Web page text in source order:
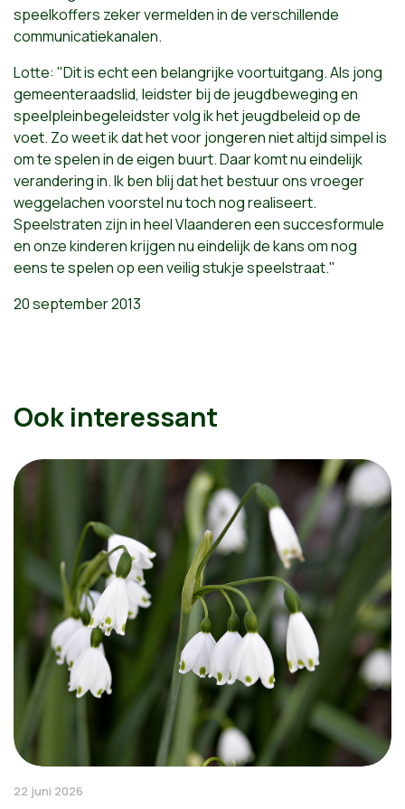
speelkoffers zeker vermelden in de verschillende
communicatiekanalen.
Lotte: "Dit is echt een belangrijke voortuitgang. Als jong
gemeenteraadslid, leidster bij de jeugdbeweging en
speelpleinbegeleidster volg ik het jeugdbeleid op de
voet. Zo weet ik dat het voor jongeren niet altijd simpel is
om te spelen in de eigen buurt. Daar komt nu eindelijk
verandering in. Ik ben blij dat het bestuur ons vroeger
weggelachen voorstel nu toch nog realiseert.
Speelstraten zijn in heel Vlaanderen een succesformule
en onze kinderen krijgen nu eindelijk de kans om nog
eens te spelen op een veilig stukje speelstraat."
20 september 2013
Ook interessant
22 juni 2026